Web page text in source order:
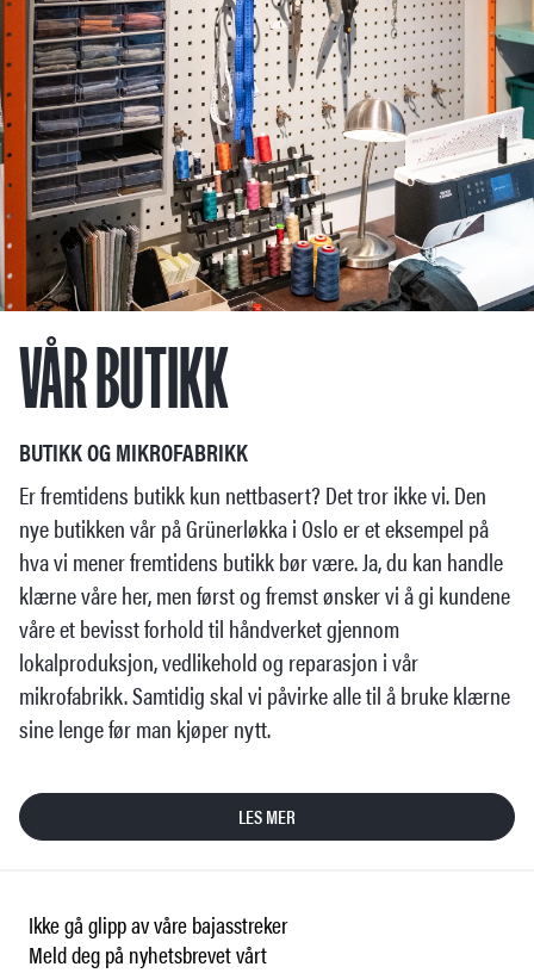
VÅR BUTIKK
BUTIKK OG MIKROFABRIKK
Er fremtidens butikk kun nettbasert? Det tror ikke vi. Den
nye butikken vår på Grünerløkka i Oslo er et eksempel på
hva vi mener fremtidens butikk bør være. Ja, du kan handle
klærne våre her, men først og fremst ønsker vi å gi kundene
våre et bevisst forhold til håndverket gjennom
lokalproduksjon, vedlikehold og reparasjon i vår
mikrofabrikk. Samtidig skal vi påvirke alle til å bruke klærne
sine lenge før man kjøper nytt.
LES MER
Ikke gå glipp av våre bajasstreker
Meld deg på nyhetsbrevet vårt